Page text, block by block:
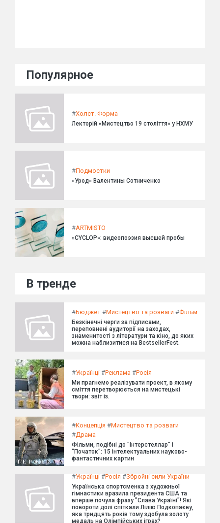
Популярное
#Холст. Форма
Лекторій «Мистецтво 19 століття» у НХМУ
#Подмостки
»Урод» Валентины Сотниченко
#ARTMISTO
»CYCLOP»: видеопоэзия высшей пробы
В тренде
#Бюджет #Мистецтво та розваги #Фільм
Безкінечні черги за підписами,
переповнені аудиторії на заходах,
знаменитості з літератури та кіно, до яких
можна наблизитися на BestsellerFest.
#Українці #Реклама #Росія
Ми прагнемо реалізувати проект, в якому
сміття перетворюється на мистецькі
твори: звіт із.
#Концепція #Мистецтво та розваги
#Драма
Фільми, подібні до "Інтерстеллар" і
"Початок": 15 інтелектуальних науково-
фантастичних картин
#Українці #Росія #Збройні сили України
Українська спортсменка з художньої
гімнастики вразила президента США та
вперше почула фразу "Слава Україні"! Які
повороти долі спіткали Лілію Подкопаєву,
яка тридцять років тому здобула золоту
медаль на Олімпійських іграх?